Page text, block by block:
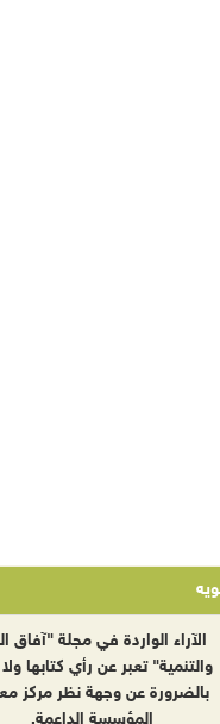
الآراء الواردة في مجلة "آفاق
والتنمية" تعبر عن رأي كتابها ولا
بالضرورة عن وجهة نظر مركز